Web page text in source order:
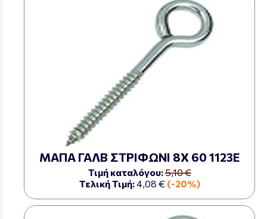
ΜΑΠΑ ΓΑΛΒ ΣΤΡΙΦΩΝΙ 8Χ 60 1123Ε
Τιμή καταλόγου:5,10 €
Τελική Τιμή:4,08 € (-20%)